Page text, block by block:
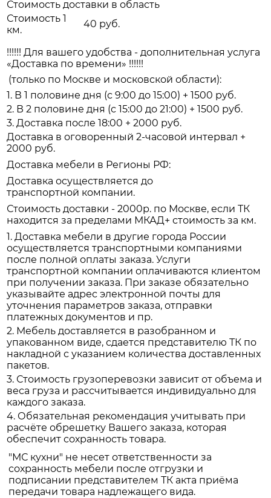
Стоимость доставки в область
Стоимость 1
км.
40 руб.
!!!!!! Для вашего удобства - дополнительная услуга
«Доставка по времени» !!!!!!
(только по Москве и московской области):
1. В 1 половине дня (с 9:00 до 15:00) + 1500 руб.
2. В 2 половине дня (с 15:00 до 21:00) + 1500 руб.
3. Доставка после 18:00 + 2000 руб.
Доставка в оговоренный 2-часовой интервал +
2000 руб.
Доставка мебели в Регионы РФ:
Доставка осуществляется до
транспортной компании.
Стоимость доставки - 2000р. по Москве, если ТК
находится за пределами МКАД+ стоимость за км.
1. Доставка мебели в другие города России
осуществляется транспортными компаниями
после полной оплаты заказа. Услуги
транспортной компании оплачиваются клиентом
при получении заказа. При заказе обязательно
указывайте адрес электронной почты для
уточнения параметров заказа, отправки
платежных документов и пр.
2. Мебель доставляется в разобранном и
упакованном виде, сдается представителю ТК по
накладной с указанием количества доставленных
пакетов.
3. Стоимость грузоперевозки зависит от объема и
веса груза и рассчитывается индивидуально для
каждого заказа.
4. Обязательная рекомендация учитывать при
расчёте обрешетку Вашего заказа, которая
обеспечит сохранность товара.
"МС кухни" не несет ответственности за
сохранность мебели после отгрузки и
подписании представителем ТК акта приёма
передачи товара надлежащего вида.